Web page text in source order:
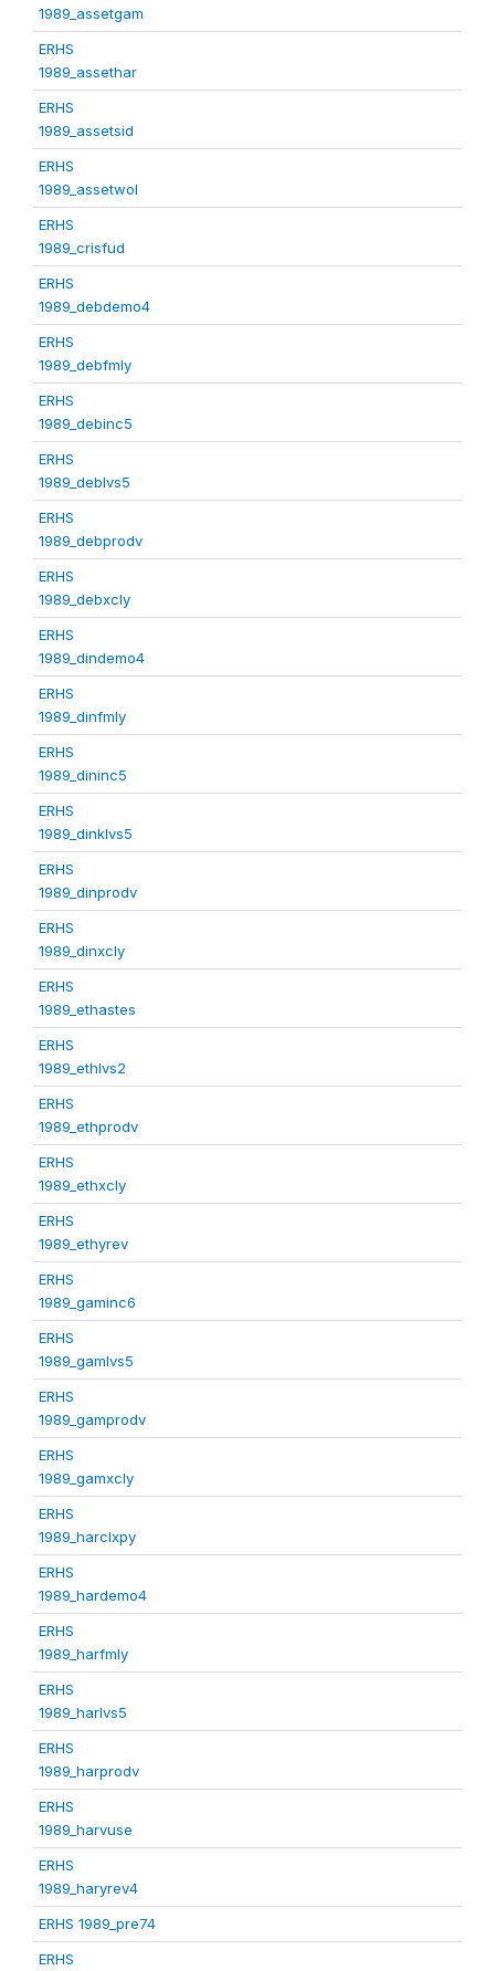
1989_assetgam
ERHS
1989_assethar
ERHS
1989_assetsid
ERHS
1989_assetwol
ERHS
1989_crisfud
ERHS
1989_debdemo4
ERHS
1989_debfmly
ERHS
1989_debinc5
ERHS
1989_deblvs5
ERHS
1989_debprodv
ERHS
1989_debxcly
ERHS
1989_dindemo4
ERHS
1989_dinfmly
ERHS
1989_dininc5
ERHS
1989_dinklvs5
ERHS
1989_dinprodv
ERHS
1989_dinxcly
ERHS
1989_ethastes
ERHS
1989_ethlvs2
ERHS
1989_ethprodv
ERHS
1989_ethxcly
ERHS
1989_ethyrev
ERHS
1989_gaminc6
ERHS
1989_gamlvs5
ERHS
1989_gamprodv
ERHS
1989_gamxcly
ERHS
1989_harclxpy
ERHS
1989_hardemo4
ERHS
1989_harfmly
ERHS
1989_harlvs5
ERHS
1989_harprodv
ERHS
1989_harvuse
ERHS
1989_haryrev4
ERHS 1989_pre74
ERHS